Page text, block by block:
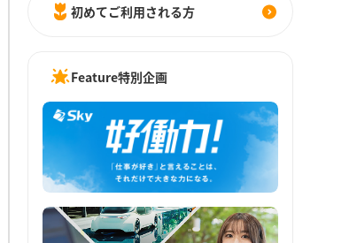
初めてご利用される方
Feature特別企画